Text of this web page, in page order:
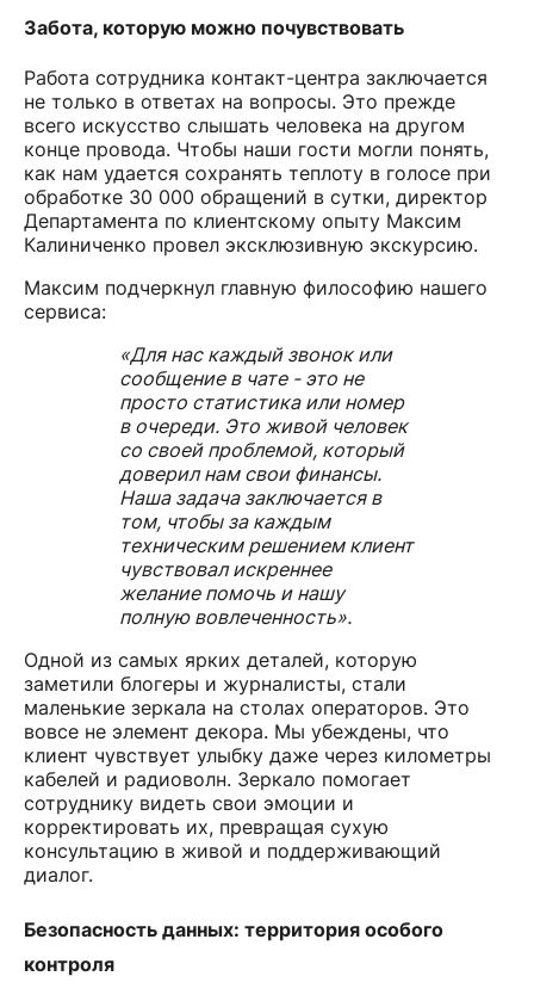
Забота, которую можно почувствовать
Работа сотрудника контакт-центра заключается
не только в ответах на вопросы. Это прежде
всего искусство слышать человека на другом
конце провода. Чтобы наши гости могли понять,
как нам удается сохранять теплоту в голосе при
обработке 30 000 обращений в сутки, директор
Департамента по клиентскому опыту Максим
Калиниченко провел эксклюзивную экскурсию.
Максим подчеркнул главную философию нашего
сервиса:
«Для нас каждый звонок или
сообщение в чате - это не
просто статистика или номер
в очереди. Это живой человек
со своей проблемой, который
доверил нам свои финансы.
Наша задача заключается в
том, чтобы за каждым
техническим решением клиент
чувствовал искреннее
желание помочь и нашу
полную вовлеченность».
Одной из самых ярких деталей, которую
заметили блогеры и журналисты, стали
маленькие зеркала на столах операторов. Это
вовсе не элемент декора. Мы убеждены, что
клиент чувствует улыбку даже через километры
кабелей и радиоволн. Зеркало помогает
сотруднику видеть свои эмоции и
корректировать их, превращая сухую
консультацию в живой и поддерживающий
диалог.
Безопасность данных: территория особого
контроля